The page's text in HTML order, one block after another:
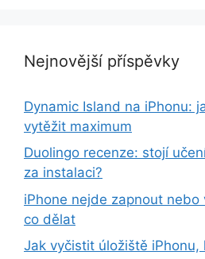
Nejnovější příspěvky
Dynamic Island na iPhonu:
vytěžit maximum
Duolingo recenze: stojí
za instalaci?
iPhone nejde zapnout nebo
co dělat
Jak vyčistit úložiště